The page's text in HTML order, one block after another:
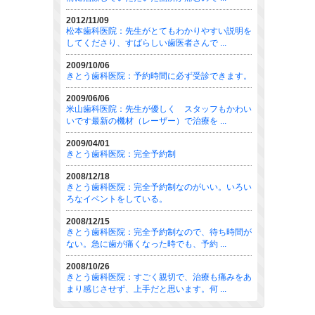
2012/11/09
松本歯科医院：先生がとてもわかりやすい説明を
してくださり、すばらしい歯医者さんで ...
2009/10/06
きとう歯科医院：予約時間に必ず受診できます。
2009/06/06
米山歯科医院：先生が優しく スタッフもかわい
いです最新の機材（レーザー）で治療を ...
2009/04/01
きとう歯科医院：完全予約制
2008/12/18
きとう歯科医院：完全予約制なのがいい。いろい
ろなイベントをしている。
2008/12/15
きとう歯科医院：完全予約制なので、待ち時間が
ない。急に歯が痛くなった時でも、予約 ...
2008/10/26
きとう歯科医院：すごく親切で、治療も痛みをあ
まり感じさせず、上手だと思います。何 ...